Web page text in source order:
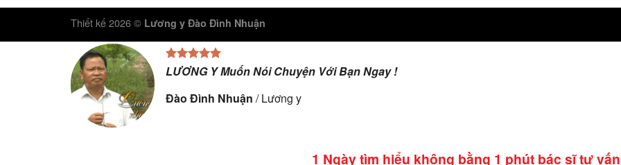
Thiết kế 2026 © Lương y Đào Đình Nhuận
LƯƠNG Y Muốn Nói Chuyện Với Bạn Ngay !
Đào Đình Nhuận /Lương y
1 Ngày tìm hiểu không bằng 1 phút bác sĩ tư vấn